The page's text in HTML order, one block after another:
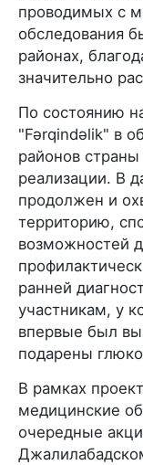
проводимых с
обследования
районах,
значительно
По состоянию
"Fərqindəlik" в
районов страны
реализации. В
продолжен и
территорию,
возможностей
ранней
участникам, у
впервые был
подарены
В рамках
медицинские
очередные